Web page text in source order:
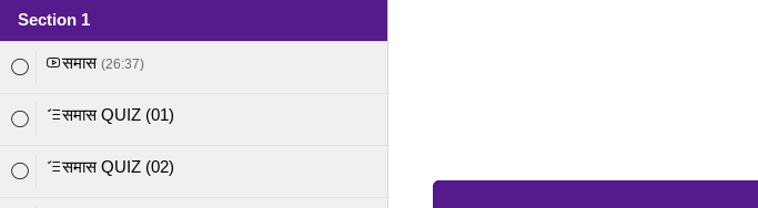
Section 1
समास (26:37)
समास QUIZ (01)
समास QUIZ (02)